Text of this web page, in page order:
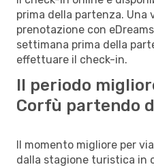
prima della partenza. Una
prenotazione con
settimana prima della
effettuare il check-in.
Il periodo
Corfù partendo
Il momento migliore per
dalla stagione turistica in